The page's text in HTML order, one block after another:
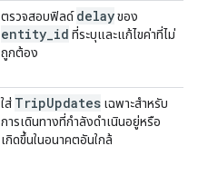
ตรวจสอบฟิลด์delayของ
entity id ที่ระบุและแก้ไขค่าที่ไม่
ถูกต้อง
ใส่ TripUpdates เฉพาะสำหรับ
การเดินทางที่กำลังดำเนินอยู่หรือ
เกิดขึ้นในอนาคตอันใกล้